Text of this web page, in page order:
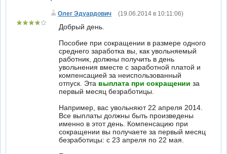
Олег Эдуардович (19.06.2014 в 10:11:06)
Добрый день.
Пособие при сокращении в размере одного
среднего заработка вы, как увольняемый
работник, должны получить в день
увольнения вместе с заработной платой и
компенсацией за неиспользованный
отпуск. Эта выплата при сокращении за
первый месяц безработицы.
Например, вас увольняют 22 апреля 2014.
Все выплаты должны быть произведены
именно в этот день. Компенсацию при
сокращении вы получаете за первый месяц
безработицы: с 23 апреля по 22 мая.